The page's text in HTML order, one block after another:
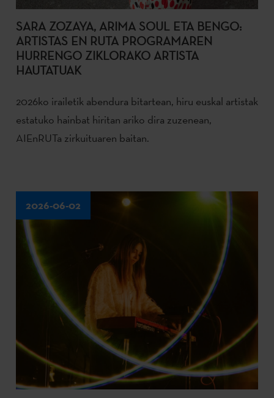
SARA ZOZAYA, ARIMA SOUL ETA BENGO:
ARTISTAS EN RUTA PROGRAMAREN
HURRENGO ZIKLORAKO ARTISTA
HAUTATUAK
2026ko irailetik abendura bitartean, hiru euskal artistak
estatuko hainbat hiritan ariko dira zuzenean,
AIEnRUTa zirkuituaren baitan.
2026-06-02